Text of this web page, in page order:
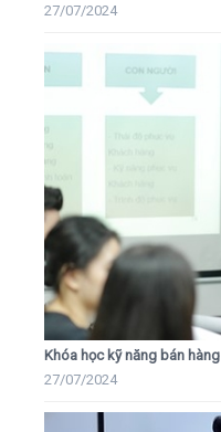
27/07/2024
Khóa học kỹ năng bán
27/07/2024